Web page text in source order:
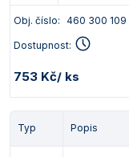
Obj. číslo: 460 300 109
Dostupnost:
753 Kč/ ks
Typ Popis